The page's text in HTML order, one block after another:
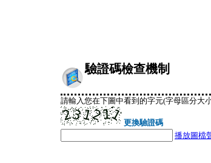
驗證碼檢查機制
請輸入您在下圖中看到的字元(字母區分大
更換驗證碼
播放圖檔